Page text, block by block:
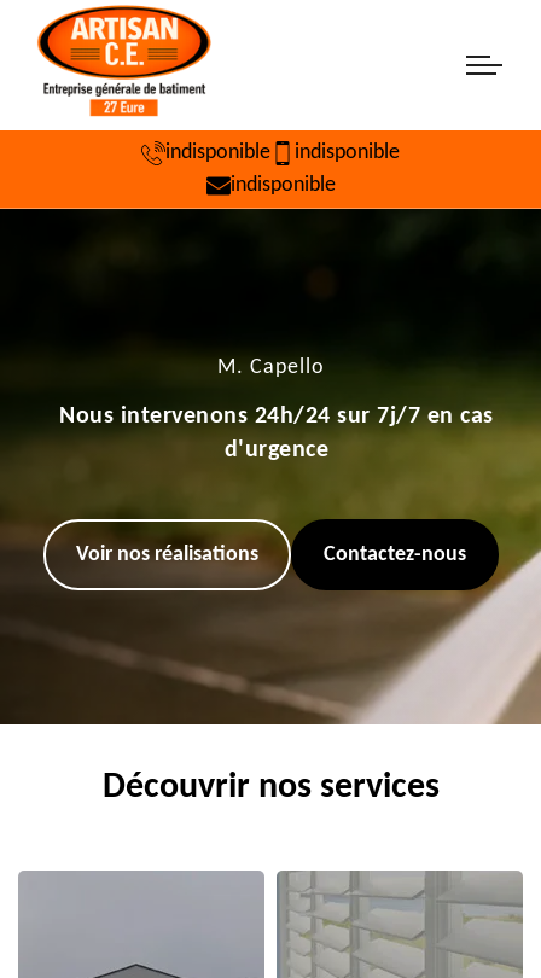
indisponible
indisponible
indisponible
M. Capello
Nous intervenons 24h/24 sur 7j/7 en cas
d'urgence
Voir nos réalisations Contactez-nous
Découvrir nos services